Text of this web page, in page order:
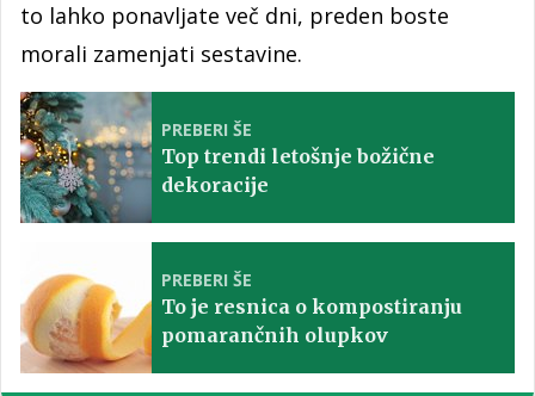
to lahko ponavljate več dni, preden boste
morali zamenjati sestavine.
PREBERI ŠE
Top trendi letošnje božične
dekoracije
PREBERI ŠE
To je resnica o kompostiranju
pomarančnih olupkov